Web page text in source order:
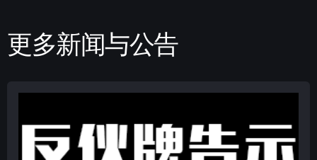
更多新闻与公告